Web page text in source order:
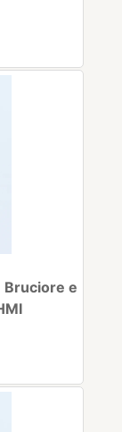
Bruciore e